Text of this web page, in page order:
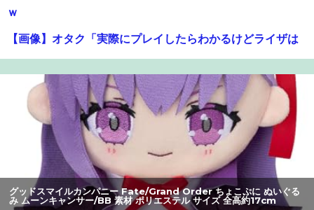
ｗ
【画像】オタク「実際にプレイしたらわかるけどライザは
友達って感じで性的な目では見れないｗ」←これｗｗｗ
ｗ：26/08/06のニュース
【悲報】高市早苗に逆らった財務官僚、異例の左遷ｗｗｗ
ｗｗｗｗｗ
【爆笑】最近のオスガキ、名前がダサすぎるｗｗｗｗ ：
26/08/05のニュース
【悲報】ライザさん、おぱいを触られてしまうｗｗｗｗｗ
グッドスマイルカンパニー Fate/Grand Order ちょこぷに ぬい
み アルターエゴ/パッションリップ 素材 ポリエステル サイズ 全高
17cm